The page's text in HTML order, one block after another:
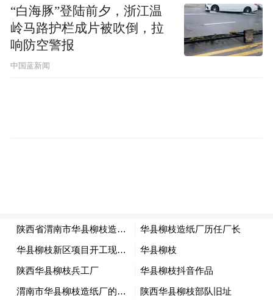
“白海豚”登陆前夕，浙江温
岭马路护栏成片被吹倒，拉
响防空警报
中国蓝新闻